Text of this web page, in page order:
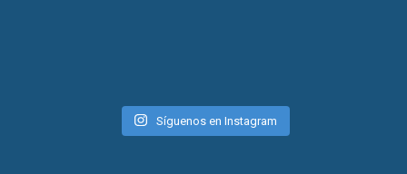
Síguenos en Instagram